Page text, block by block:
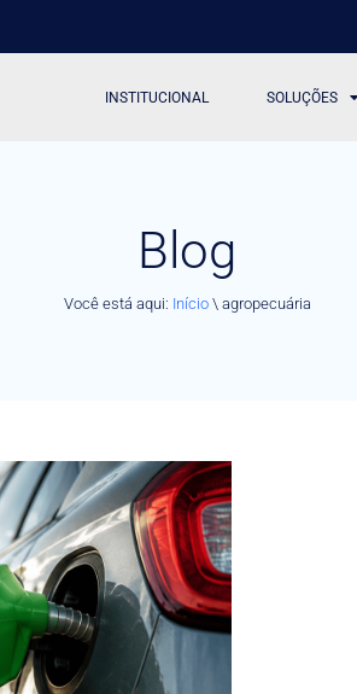
INSTITUCIONAL SOLUÇÕES
Blog
Você está aqui: Início\ agropecuária